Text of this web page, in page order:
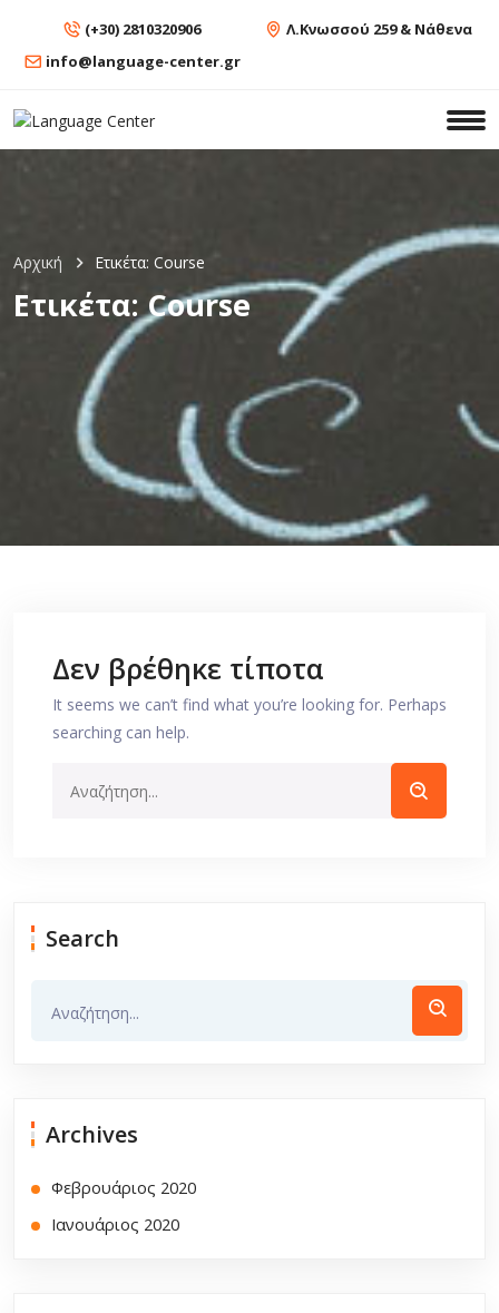
(+30) 2810320906
Λ.Κνωσσού 259 & Νάθενα
info@language-center.gr
Αρχική Ετικέτα: Course
Ετικέτα:Course
Δεν βρέθηκε τίποτα
It seems we can’t find what you’re looking for. Perhaps
searching can help.
Search
Archives
Φεβρουάριος 2020
Ιανουάριος 2020